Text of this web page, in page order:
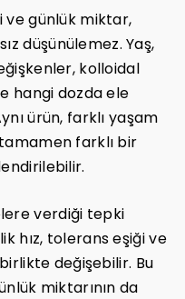
ve günlük miktar,
düşünülemez. Yaş,
kolloidal
hangi dozda ele
ürün, farklı yaşam
farklı bir
verdiği tepki
hız, tolerans eşiği ve
değişebilir. Bu
miktarının da